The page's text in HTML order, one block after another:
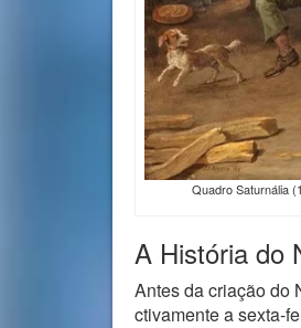
Quadro Saturnália
A História do
Antes da criação do
ctivamente a sexta-